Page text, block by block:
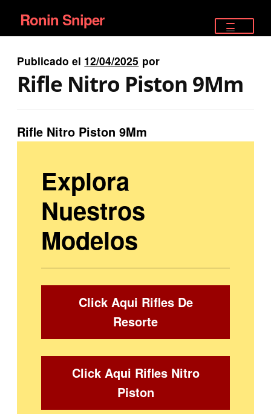
Ir
a
la
navegación
Ir
al
contenido
Ronin Sniper
EQUIPAMIENTO ÉLITE
RIFLES DEPORTIVOS
Publicado el 12/04/2025 por
Rifle Nitro Piston 9Mm
Rifle Nitro Piston 9Mm
Explora
Nuestros
Modelos
Click Aqui Rifles De
Resorte
Click Aqui Rifles Nitro
Piston